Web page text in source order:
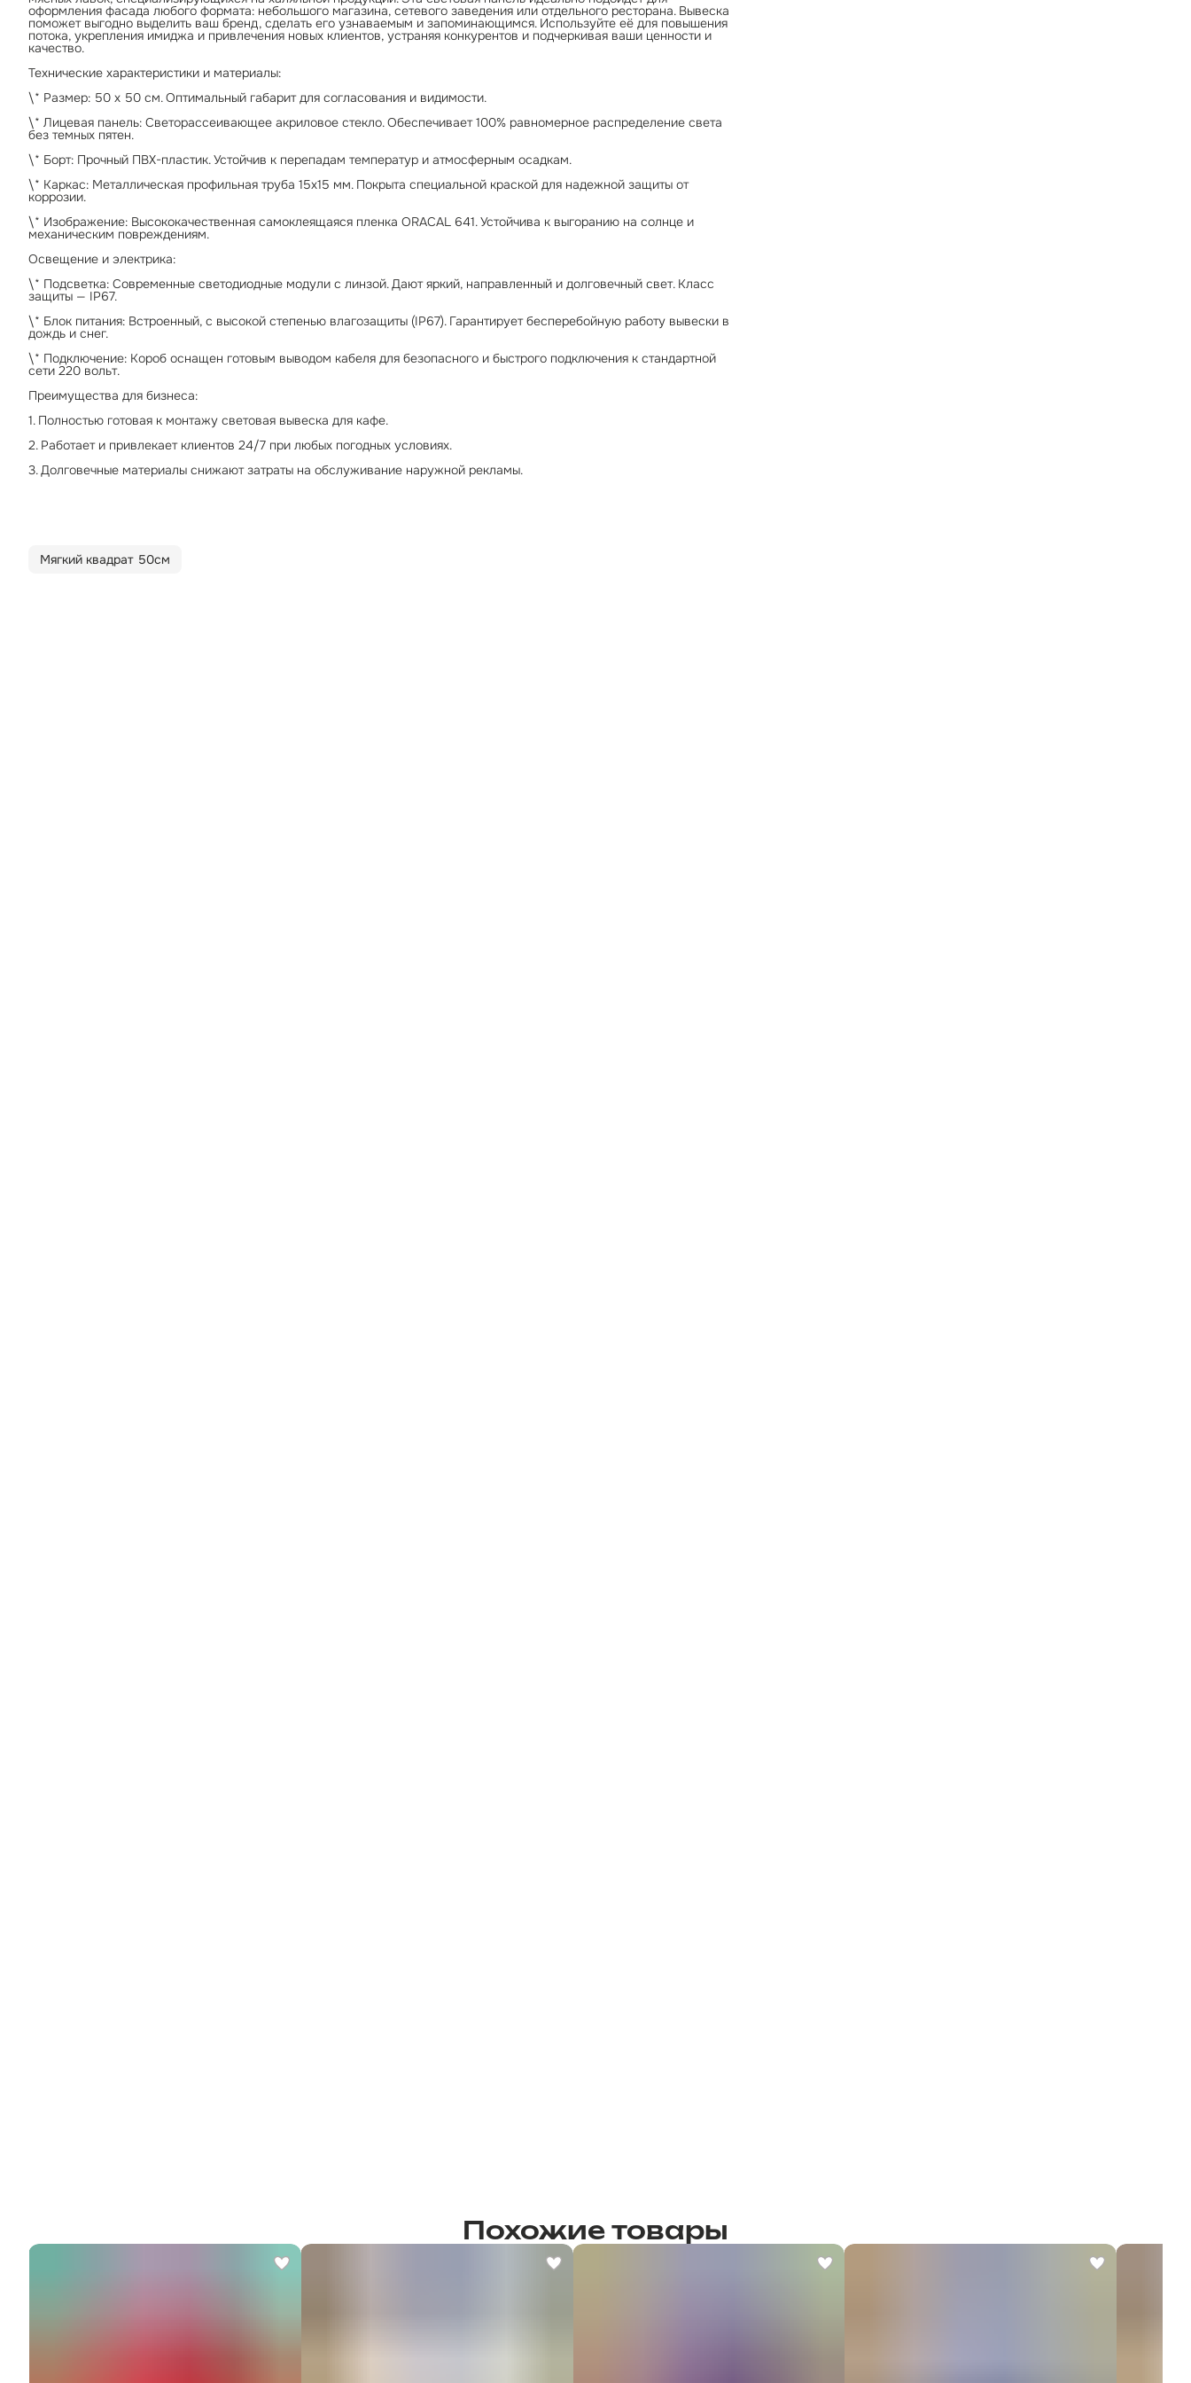
снег.
\* Подключение: Короб оснащен готовым выводом кабеля для
безопасного и быстрого подключения к стандартной сети 220
условиях.
наружной рекламы.
оформления фасада любого формата: небольшого магазина, сетевого заведения или отдельного ресторана. Вывеска
поможет выгодно выделить ваш бренд, сделать его узнаваемым и запоминающимся. Используйте её для повышения
потока, укрепления имиджа и привлечения новых клиентов, устраняя конкурентов и подчеркивая ваши ценности и
качество.
Технические характеристики и материалы:
\* Размер: 50 х 50 см. Оптимальный габарит для согласования и видимости.
\* Лицевая панель: Светорассеивающее акриловое стекло. Обеспечивает 100% равномерное распределение света
без темных пятен.
\* Борт: Прочный ПВХ-пластик. Устойчив к перепадам температур и атмосферным осадкам.
\* Каркас: Металлическая профильная труба 15х15 мм. Покрыта специальной краской для надежной защиты от
коррозии.
\* Изображение: Высококачественная самоклеящаяся пленка ORACAL 641. Устойчива к выгоранию на солнце и
механическим повреждениям.
Освещение и электрика:
\* Подсветка: Современные светодиодные модули с линзой. Дают яркий, направленный и долговечный свет. Класс
защиты — IP67.
\* Блок питания: Встроенный, с высокой степенью влагозащиты (IP67). Гарантирует бесперебойную работу вывески в
дождь и снег.
\* Подключение: Короб оснащен готовым выводом кабеля для безопасного и быстрого подключения к стандартной
сети 220 вольт.
Преимущества для бизнеса:
1. Полностью готовая к монтажу световая вывеска для кафе.
2. Работает и привлекает клиентов 24/7 при любых погодных условиях.
3. Долговечные материалы снижают затраты на обслуживание наружной рекламы.
Мягкий квадрат 50см
Похожие товары